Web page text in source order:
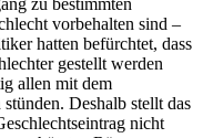
zu bestimmten
vorbehalten sind –
hatten befürchtet, dass
gestellt werden
allen mit dem
Deshalb stellt das
nicht